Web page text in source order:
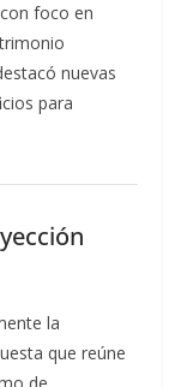
foco en
nuevas
para
la
que reúne